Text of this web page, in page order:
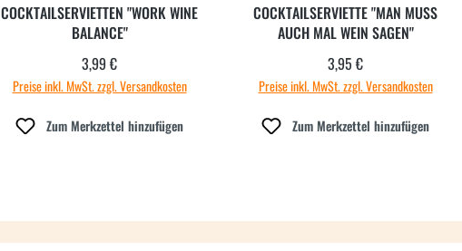
COCKTAILSERVIETTEN "WORK WINE
BALANCE"
Regulärer Preis:
3,99 €
Preise inkl. MwSt. zzgl. Versandkosten
Zum Merkzettel hinzufügen
COCKTAILSERVIETTE "MAN MUSS
AUCH MAL WEIN SAGEN"
Regulärer Preis:
3,95 €
Preise inkl. MwSt. zzgl. Versandkosten
Zum Merkzettel hinzufügen